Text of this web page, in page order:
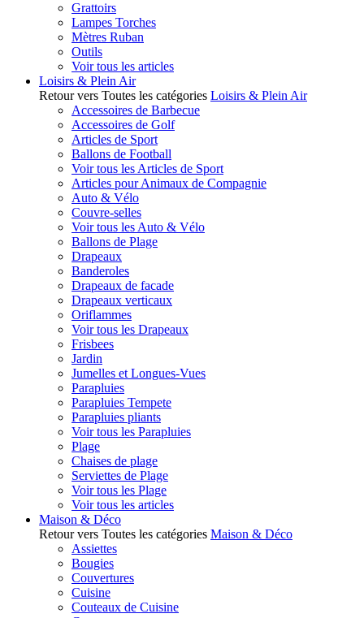
Grattoirs
Lampes Torches
Mètres Ruban
Outils
Voir tous les articles
Loisirs & Plein Air
Retour vers Toutes les catégories Loisirs & Plein Air
Accessoires de Barbecue
Accessoires de Golf
Articles de Sport
Ballons de Football
Voir tous les Articles de Sport
Articles pour Animaux de Compagnie
Auto & Vélo
Couvre-selles
Voir tous les Auto & Vélo
Ballons de Plage
Drapeaux
Banderoles
Drapeaux de facade
Drapeaux verticaux
Oriflammes
Voir tous les Drapeaux
Frisbees
Jardin
Jumelles et Longues-Vues
Parapluies
Parapluies Tempete
Parapluies pliants
Voir tous les Parapluies
Plage
Chaises de plage
Serviettes de Plage
Voir tous les Plage
Voir tous les articles
Maison & Déco
Retour vers Toutes les catégories Maison & Déco
Assiettes
Bougies
Couvertures
Cuisine
Couteaux de Cuisine